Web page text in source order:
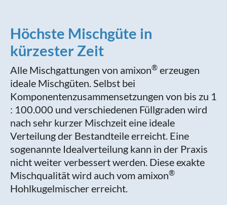
Höchste Mischgüte in
kürzester Zeit
Alle Mischgattungen von amixon® erzeugen
ideale Mischgüten. Selbst bei
Komponentenzusammensetzungen von bis zu 1
: 100.000 und verschiedenen Füllgraden wird
nach sehr kurzer Mischzeit eine ideale
Verteilung der Bestandteile erreicht. Eine
sogenannte Idealverteilung kann in der Praxis
nicht weiter verbessert werden. Diese exakte
Mischqualität wird auch vom amixon®
Hohlkugelmischer erreicht.